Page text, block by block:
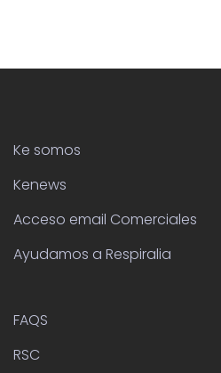
Ke somos
Kenews
Acceso email Comerciales
Ayudamos a Respiralia
FAQS
RSC